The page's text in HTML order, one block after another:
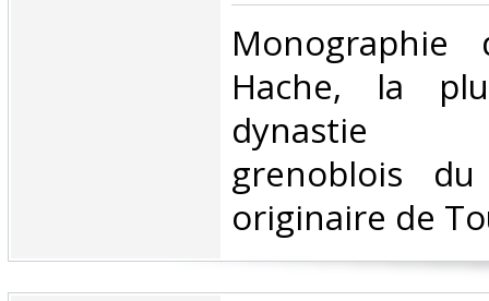
Hache, la
dynastie
grenoblois
originaire de